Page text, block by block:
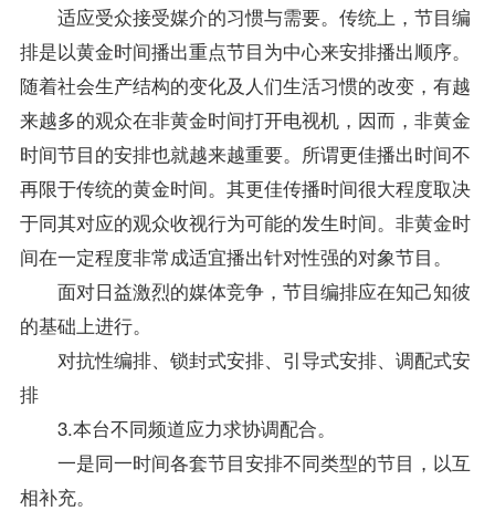
适应受众接受媒介的习惯与需要。传统上，节目编
排是以黄金时间播出重点节目为中心来安排播出顺序。
随着社会生产结构的变化及人们生活习惯的改变，有越
来越多的观众在非黄金时间打开电视机，因而，非黄金
时间节目的安排也就越来越重要。所谓更佳播出时间不
再限于传统的黄金时间。其更佳传播时间很大程度取决
于同其对应的观众收视行为可能的发生时间。非黄金时
间在一定程度非常成适宜播出针对性强的对象节目。
面对日益激烈的媒体竞争，节目编排应在知己知彼
的基础上进行。
对抗性编排、锁封式安排、引导式安排、调配式安
排
3.本台不同频道应力求协调配合。
一是同一时间各套节目安排不同类型的节目，以互
相补充。